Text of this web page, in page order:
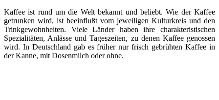
Kaffee ist rund um die Welt bekannt und beliebt. Wie der Kaffee
getrunken wird, ist beeinflußt vom jeweiligen Kulturkreis und den
Trinkgewohnheiten. Viele Länder haben ihre charakteristischen
Spezialitäten, Anlässe und Tageszeiten, zu denen Kaffee genossen
wird. In Deutschland gab es früher nur frisch gebrühten Kaffee in
der Kanne, mit Dosenmilch oder ohne.